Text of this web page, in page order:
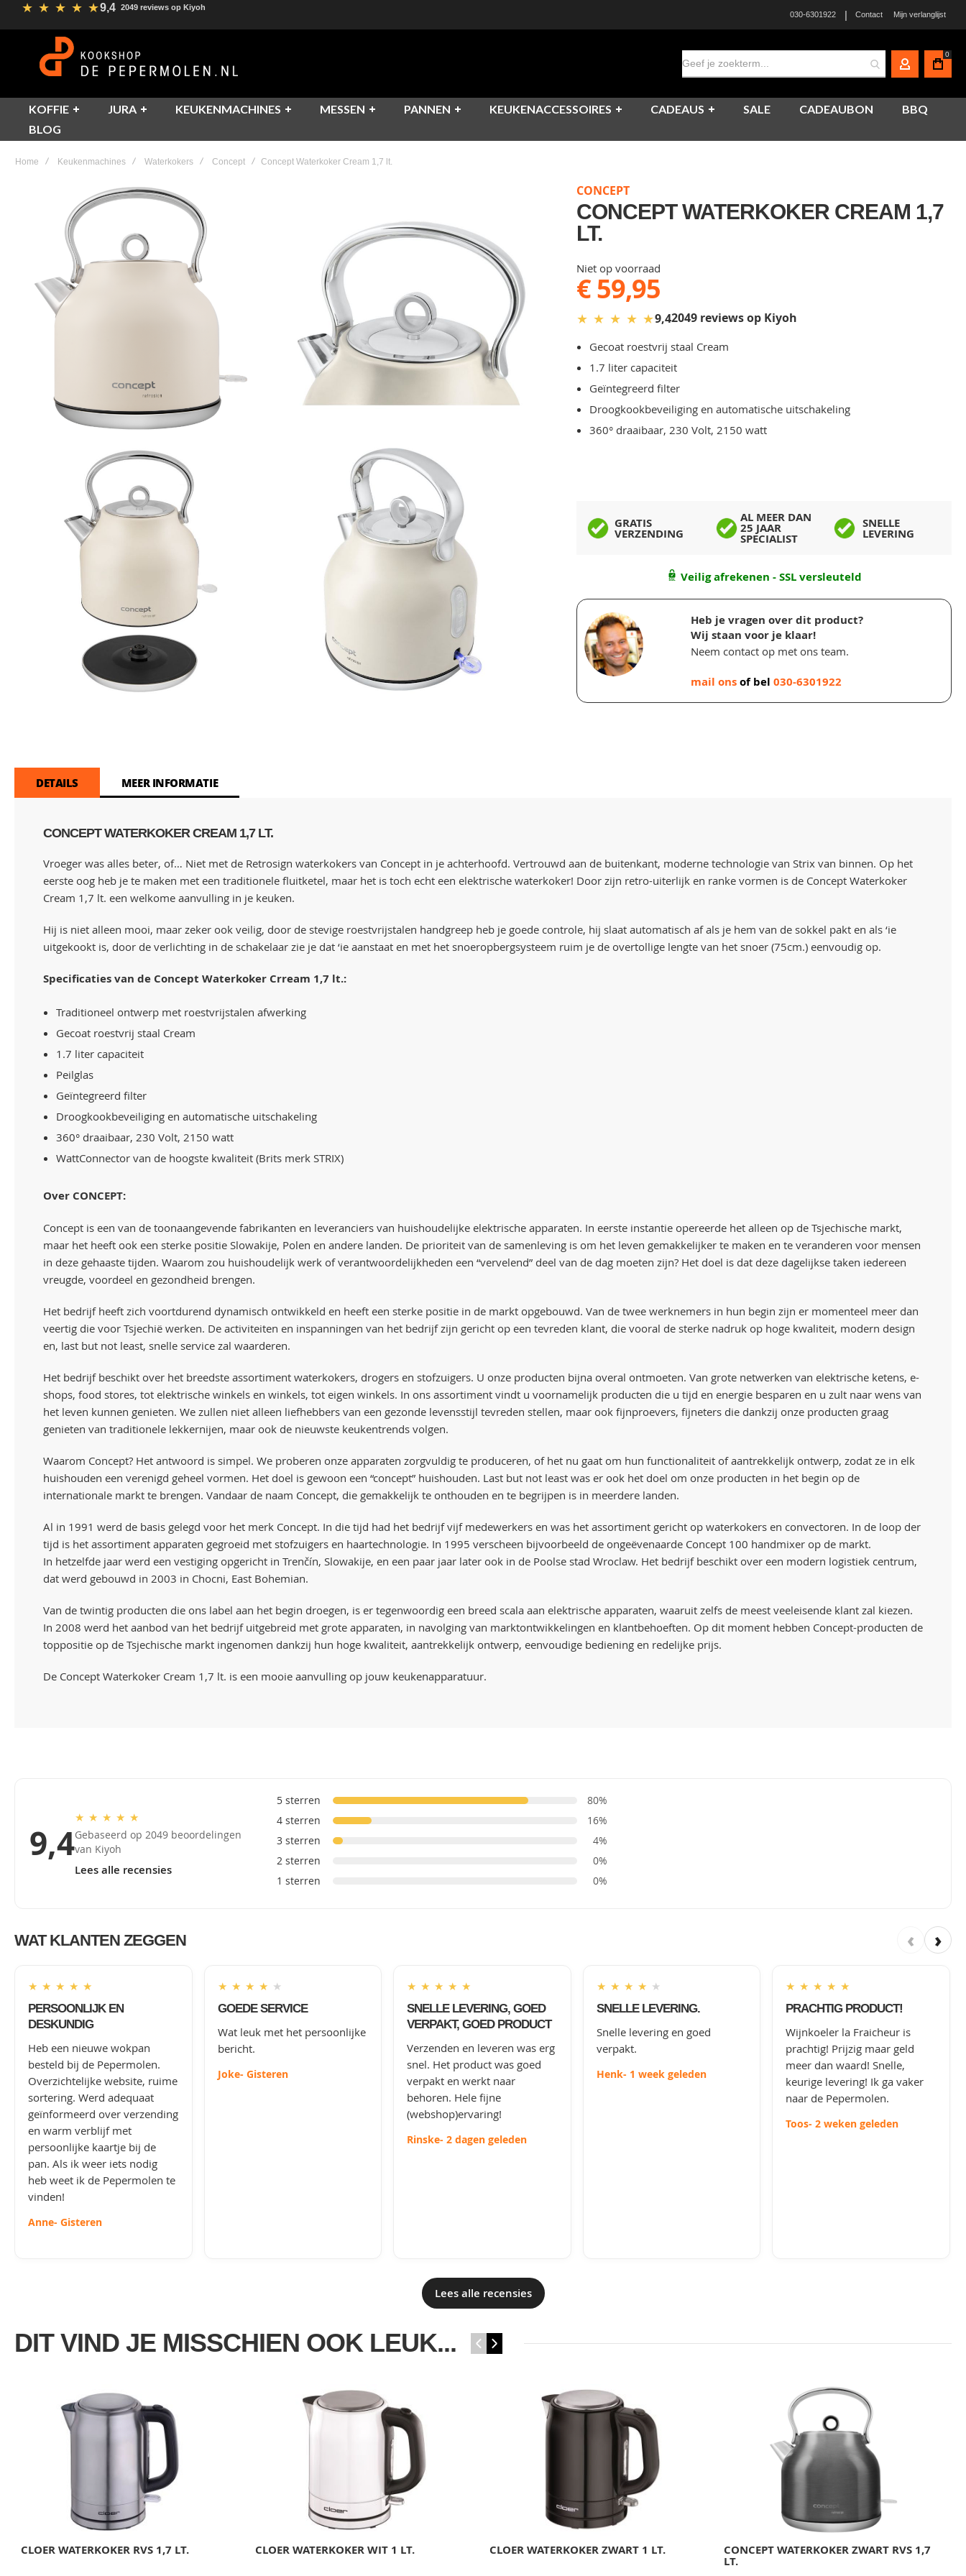
★ ★ ★ ★ ★9,4 2049 reviews op Kiyoh
030-6301922
| Contact Mijn verlanglijst
MIJN
0
KOFFIE JURA KEUKENMACHINES MESSEN PANNEN KEUKENACCESSOIRES CADEAUS SALE CADEAUBON
BBQ
BLOG
Home Keukenmachines Waterkokers Concept Concept Waterkoker Cream 1,7 lt.
images
gallery
CONCEPT
CONCEPT WATERKOKER CREAM 1,7
LT.
Niet op voorraad
€ 59,95
★ ★ ★ ★ ★9,42049 reviews op Kiyoh
Gecoat roestvrij staal Cream
1.7 liter capaciteit
Geïntegreerd filter
Droogkookbeveiliging en automatische uitschakeling
360° draaibaar, 230 Volt, 2150 watt
GRATIS
VERZENDING
AL MEER DAN
25 JAAR
SPECIALIST
SNELLE
LEVERING
Veilig afrekenen - SSL versleuteld
Heb je vragen over dit product?
Wij staan voor je klaar!
Neem contact op met ons team.
mail onsof bel 030-6301922
DETAILS
CONCEPT WATERKOKER CREAM 1,7 LT.
Vroeger was alles beter, of… Niet met de Retrosign waterkokers van Concept in je achterhoofd. Vertrouwd aan de buitenkant, moderne technologie van Strix van binnen. Op het
eerste oog heb je te maken met een traditionele fluitketel, maar het is toch echt een elektrische waterkoker! Door zijn retro-uiterlijk en ranke vormen is de Concept Waterkoker
Cream 1,7 lt. een welkome aanvulling in je keuken.
Hij is niet alleen mooi, maar zeker ook veilig, door de stevige roestvrijstalen handgreep heb je goede controle, hij slaat automatisch af als je hem van de sokkel pakt en als ‘ie
uitgekookt is, door de verlichting in de schakelaar zie je dat ‘ie aanstaat en met het snoeropbergsysteem ruim je de overtollige lengte van het snoer (75cm.) eenvoudig op.
Specificaties van de Concept Waterkoker Crream 1,7 lt.:
Traditioneel ontwerp met roestvrijstalen afwerking
Gecoat roestvrij staal Cream
1.7 liter capaciteit
Peilglas
Geïntegreerd filter
Droogkookbeveiliging en automatische uitschakeling
360° draaibaar, 230 Volt, 2150 watt
WattConnector van de hoogste kwaliteit (Brits merk STRIX)
Over CONCEPT:
Concept is een van de toonaangevende fabrikanten en leveranciers van huishoudelijke elektrische apparaten. In eerste instantie opereerde het alleen op de Tsjechische markt,
maar het heeft ook een sterke positie Slowakije, Polen en andere landen. De prioriteit van de samenleving is om het leven gemakkelijker te maken en te veranderen voor mensen
in deze gehaaste tijden. Waarom zou huishoudelijk werk of verantwoordelijkheden een “vervelend” deel van de dag moeten zijn? Het doel is dat deze dagelijkse taken iedereen
vreugde, voordeel en gezondheid brengen.
Het bedrijf heeft zich voortdurend dynamisch ontwikkeld en heeft een sterke positie in de markt opgebouwd. Van de twee werknemers in hun begin zijn er momenteel meer dan
veertig die voor Tsjechië werken. De activiteiten en inspanningen van het bedrijf zijn gericht op een tevreden klant, die vooral de sterke nadruk op hoge kwaliteit, modern design
en, last but not least, snelle service zal waarderen.
Het bedrijf beschikt over het breedste assortiment waterkokers, drogers en stofzuigers. U onze producten bijna overal ontmoeten. Van grote netwerken van elektrische ketens, e-
shops, food stores, tot elektrische winkels en winkels, tot eigen winkels. In ons assortiment vindt u voornamelijk producten die u tijd en energie besparen en u zult naar wens van
het leven kunnen genieten. We zullen niet alleen liefhebbers van een gezonde levensstijl tevreden stellen, maar ook fijnproevers, fijneters die dankzij onze producten graag
genieten van traditionele lekkernijen, maar ook de nieuwste keukentrends volgen.
Waarom Concept? Het antwoord is simpel. We proberen onze apparaten zorgvuldig te produceren, of het nu gaat om hun functionaliteit of aantrekkelijk ontwerp, zodat ze in elk
huishouden een verenigd geheel vormen. Het doel is gewoon een “concept” huishouden. Last but not least was er ook het doel om onze producten in het begin op de
internationale markt te brengen. Vandaar de naam Concept, die gemakkelijk te onthouden en te begrijpen is in meerdere landen.
Al in 1991 werd de basis gelegd voor het merk Concept. In die tijd had het bedrijf vijf medewerkers en was het assortiment gericht op waterkokers en convectoren. In de loop der
tijd is het assortiment apparaten gegroeid met stofzuigers en haartechnologie. In 1995 verscheen bijvoorbeeld de ongeëvenaarde Concept 100 handmixer op de markt.
In hetzelfde jaar werd een vestiging opgericht in Trenčín, Slowakije, en een paar jaar later ook in de Poolse stad Wroclaw. Het bedrijf beschikt over een modern logistiek centrum,
dat werd gebouwd in 2003 in Chocni, East Bohemian.
Van de twintig producten die ons label aan het begin droegen, is er tegenwoordig een breed scala aan elektrische apparaten, waaruit zelfs de meest veeleisende klant zal kiezen.
In 2008 werd het aanbod van het bedrijf uitgebreid met grote apparaten, in navolging van marktontwikkelingen en klantbehoeften. Op dit moment hebben Concept-producten de
toppositie op de Tsjechische markt ingenomen dankzij hun hoge kwaliteit, aantrekkelijk ontwerp, eenvoudige bediening en redelijke prijs.
De Concept Waterkoker Cream 1,7 lt. is een mooie aanvulling op jouw keukenapparatuur.
MEER INFORMATIE
9,4
★ ★ ★ ★ ★
Gebaseerd op 2049 beoordelingen
van Kiyoh
Lees alle recensies
5 sterren
80%
4 sterren
16%
3 sterren
4%
2 sterren
0%
1 sterren
0%
WAT KLANTEN ZEGGEN ‹ ›
★ ★ ★ ★ ★
PERSOONLIJK EN
DESKUNDIG
Heb een nieuwe wokpan
besteld bij de Pepermolen.
Overzichtelijke website, ruime
sortering. Werd adequaat
geïnformeerd over verzending
en warm verblijf met
persoonlijke kaartje bij de
pan. Als ik weer iets nodig
heb weet ik de Pepermolen te
vinden!
Anne- Gisteren
★ ★ ★ ★ ★
GOEDE SERVICE
Wat leuk met het persoonlijke
bericht.
Joke- Gisteren
★ ★ ★ ★ ★
SNELLE LEVERING, GOED
VERPAKT, GOED PRODUCT
Verzenden en leveren was erg
snel. Het product was goed
verpakt en werkt naar
behoren. Hele fijne
(webshop)ervaring!
Rinske- 2 dagen geleden
★ ★ ★ ★ ★
SNELLE LEVERING.
Snelle levering en goed
verpakt.
Henk- 1 week geleden
★ ★ ★ ★ ★
PRACHTIG PRODUCT!
Wijnkoeler la Fraicheur is
prachtig! Prijzig maar geld
meer dan waard! Snelle,
keurige levering! Ik ga vaker
naar de Pepermolen.
Toos- 2 weken geleden
Lees alle recensies
DIT VIND JE MISSCHIEN OOK LEUK... ‹ ›
CLOER WATERKOKER RVS 1,7 LT. CLOER WATERKOKER WIT 1 LT. CLOER WATERKOKER ZWART 1 LT. CONCEPT WATERKOKER ZWART RVS 1,7
LT.